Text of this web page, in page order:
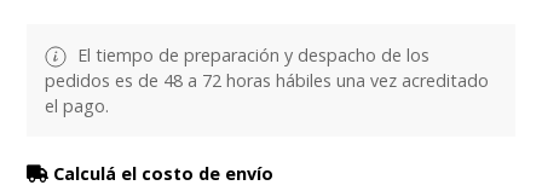
El tiempo de preparación y despacho de los
pedidos es de 48 a 72 horas hábiles una vez acreditado
el pago.
Calculá el costo de envío